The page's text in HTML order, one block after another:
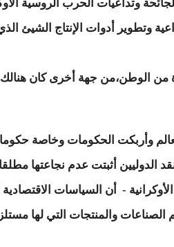
وتداعيات الحرب الروسية
أدوات الإنتاج الشيئ الذي
من الوطن،من جهة أخرى كان
وأربكت الحكومات وخاصة
أثبتت عدم نجاعتها
- أن السياسات الاقتصادية
الصناعات والمنتجات التي لها